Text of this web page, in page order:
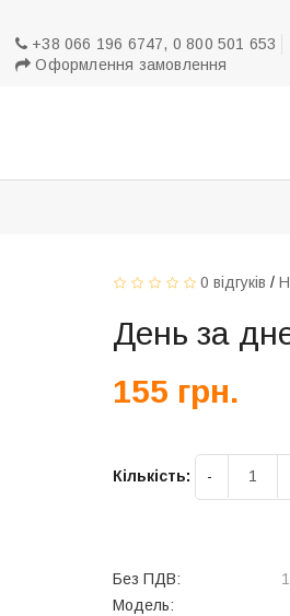
+38 066 196 6747, 0 800 501 653
Оформлення замовлення
0 відгуків /
День за
155 грн.
Кількість:
Без ПДВ:
Модель: